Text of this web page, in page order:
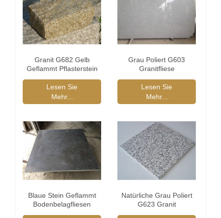
Granit G682 Gelb
Geflammt Pflasterstein
Lesen Sie
Mehr...
Grau Poliert G603
Granitfliese
Lesen Sie
Mehr...
Blaue Stein Geflammt
Bodenbelagfliesen
Natürliche Grau Poliert
G623 Granit